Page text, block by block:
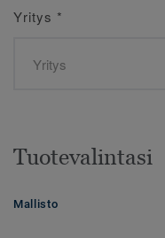
Yritys *
Tuotevalintasi
Mallisto